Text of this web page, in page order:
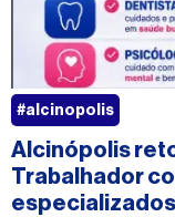
Alcinópolis
Trabalhador
#alcinopolis